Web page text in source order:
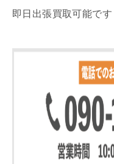
即日出張買取可能です